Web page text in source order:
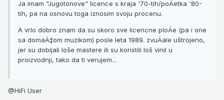
Ja imam "Jugotonove" licence s kraja '70-tih/poÄetka '80-
tih, pa na osnovu toga iznosim svoju procenu.
A vrlo dobro znam da su skoro sve licencne ploÄe (pa i one
sa domaÄ‡om muzikom) posle leta 1989. zvuÄale uštrojeno,
jer su dobijali loše mastere ili su koristili loš vinil u
proizvodnji, tako da ti verujem...
@HiFi User